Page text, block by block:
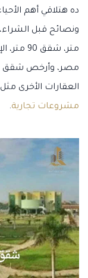
ده هتلاقي أهم
متر،
مصر، وأرخص شقق
العقارات الأخرى مثل
مشروعات تجارية.